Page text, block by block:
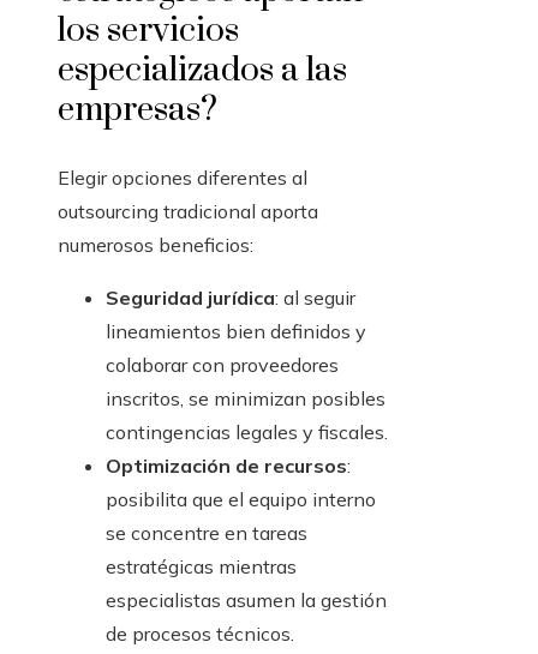
los servicios
especializados a las
empresas?
Elegir opciones diferentes al
outsourcing tradicional aporta
numerosos beneficios:
Seguridad jurídica: al seguir
lineamientos bien definidos y
colaborar con proveedores
inscritos, se minimizan posibles
contingencias legales y fiscales.
Optimización de recursos:
posibilita que el equipo interno
se concentre en tareas
estratégicas mientras
especialistas asumen la gestión
de procesos técnicos.